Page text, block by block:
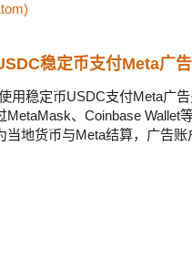
稳定币支付Meta广
用稳定币USDC支付Meta广
MetaMask、Coinbase Wallet
当地货币与Meta结算，广告